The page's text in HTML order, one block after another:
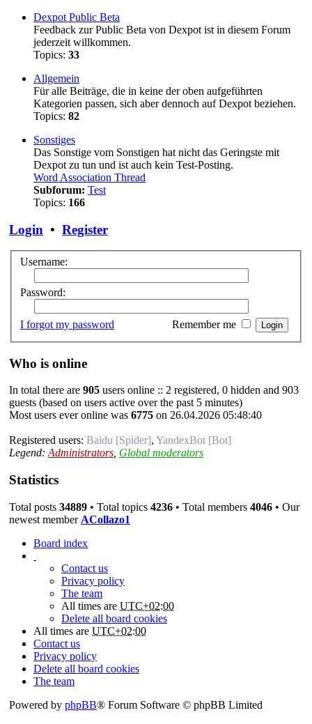
Dexpot Public Beta
Feedback zur Public Beta von Dexpot ist in diesem Forum
jederzeit willkommen.
Topics: 33
Allgemein
Für alle Beiträge, die in keine der oben aufgeführten
Kategorien passen, sich aber dennoch auf Dexpot beziehen.
Topics: 82
Sonstiges
Das Sonstige vom Sonstigen hat nicht das Geringste mit
Dexpot zu tun und ist auch kein Test-Posting.
Word Association Thread
Subforum: Test
Topics: 166
Login • Register
Username:
Password:
I forgot my password Remember me
Who is online
In total there are 905 users online :: 2 registered, 0 hidden and 903
guests (based on users active over the past 5 minutes)
Most users ever online was 6775 on 26.04.2026 05:48:40
Registered users: Baidu [Spider], YandexBot [Bot]
Legend:Administrators, Global moderators
Statistics
Total posts 34889 • Total topics 4236 • Total members 4046 • Our
newest member ACollazo1
Board index
Contact us
Privacy policy
The team
All times are UTC+02:00
Delete all board cookies
All times are UTC+02:00
Contact us
Privacy policy
Delete all board cookies
The team
Powered by phpBB® Forum Software © phpBB Limited